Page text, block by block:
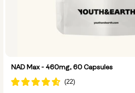
NAD Max - 460mg, 60 Capsules